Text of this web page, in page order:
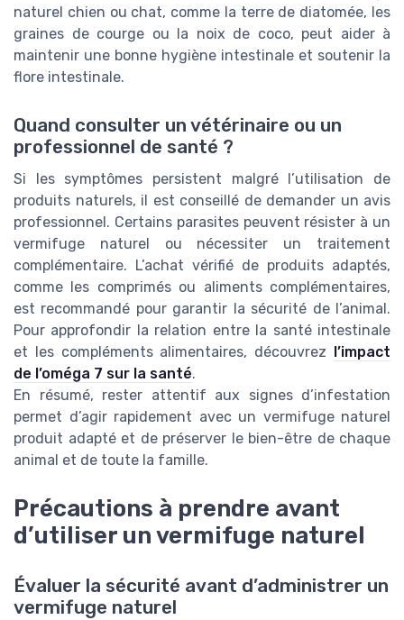
naturel chien ou chat, comme la terre de diatomée, les
graines de courge ou la noix de coco, peut aider à
maintenir une bonne hygiène intestinale et soutenir la
flore intestinale.
Quand consulter un vétérinaire ou un
professionnel de santé ?
Si les symptômes persistent malgré l’utilisation de
produits naturels, il est conseillé de demander un avis
professionnel. Certains parasites peuvent résister à un
vermifuge naturel ou nécessiter un traitement
complémentaire. L’achat vérifié de produits adaptés,
comme les comprimés ou aliments complémentaires,
est recommandé pour garantir la sécurité de l’animal.
Pour approfondir la relation entre la santé intestinale
et les compléments alimentaires, découvrez l’impact
de l’oméga 7 sur la santé.
En résumé, rester attentif aux signes d’infestation
permet d’agir rapidement avec un vermifuge naturel
produit adapté et de préserver le bien-être de chaque
animal et de toute la famille.
Précautions à prendre avant
d’utiliser un vermifuge naturel
Évaluer la sécurité avant d’administrer un
vermifuge naturel